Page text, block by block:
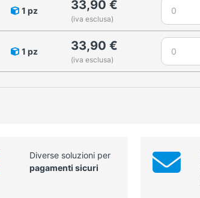
quantità
102x11
mm
quantità
1 pz 33,90 €
(iva esclusa)
Lama
Miller
C
misura
153x13
quantità
1 pz 33,90 €
(iva esclusa)
Lama
Miller
C
Diverse soluzioni per
pagamenti sicuri